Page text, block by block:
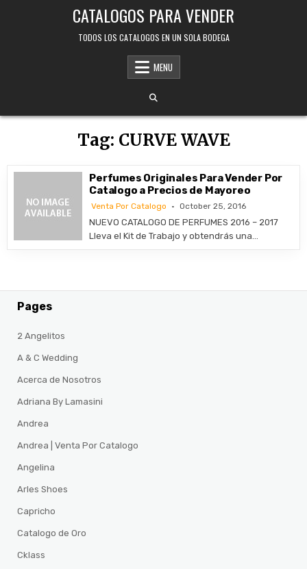
CATALOGOS PARA VENDER
TODOS LOS CATALOGOS EN UN SOLA BODEGA
MENU
Tag: CURVE WAVE
Perfumes Originales Para Vender Por
Catalogo a Precios de Mayoreo
Venta Por Catalogo October 25, 2016
NUEVO CATALOGO DE PERFUMES 2016 – 2017
Lleva el Kit de Trabajo y obtendrás una…
Pages
2 Angelitos
A & C Wedding
Acerca de Nosotros
Adriana By Lamasini
Andrea
Andrea | Venta Por Catalogo
Angelina
Arles Shoes
Capricho
Catalogo de Oro
Cklass